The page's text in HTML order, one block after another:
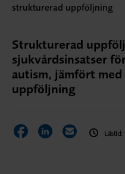
strukturerad uppföljning
Strukturerad
sjukvårdsinsatser
autism, jämfört
uppföljning
Dela sidan på
DelaDelaLästid: